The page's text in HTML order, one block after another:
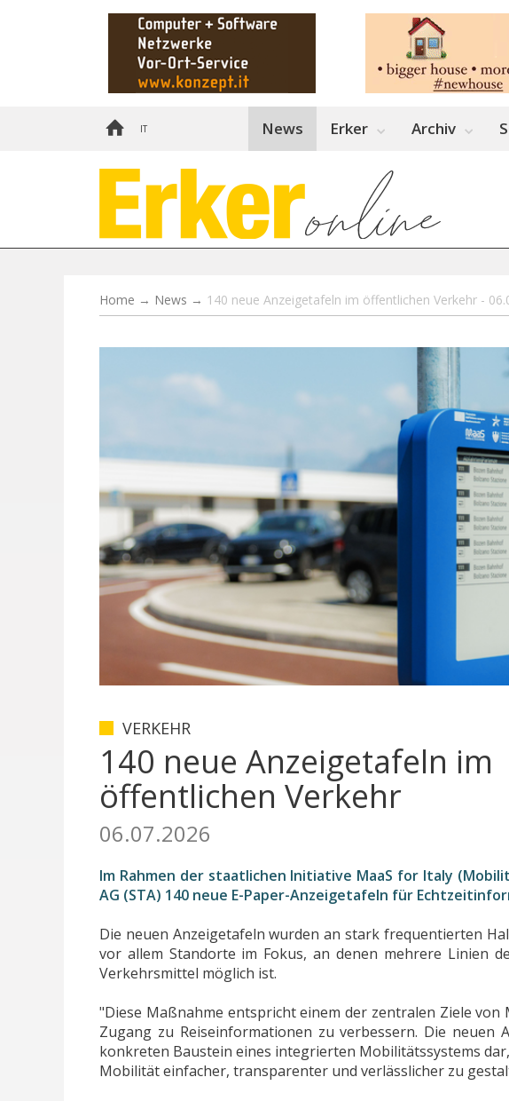
IT News Erker Archiv
Home → News → 140 neue Anzeigetafeln im öffentlichen Verkehr -
VERKEHR
140 neue Anzeigetafeln im
öffentlichen Verkehr
06.07.2026
Im Rahmen der staatlichen Initiative MaaS for Italy
AG (STA) 140 neue E-Paper-Anzeigetafeln für
Die neuen Anzeigetafeln wurden an stark frequentierten
vor allem Standorte im Fokus, an denen mehrere Linien
Verkehrsmittel möglich ist.
"Diese Maßnahme entspricht einem der zentralen Ziele
Zugang zu Reiseinformationen zu verbessern. Die neuen
konkreten Baustein eines integrierten Mobilitätssystems
Mobilität einfacher, transparenter und verlässlicher zu